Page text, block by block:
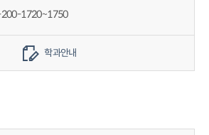
1720~1750
학과안내